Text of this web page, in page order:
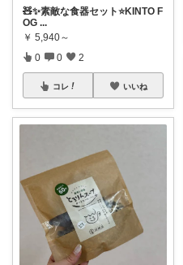
🧸✨素敵な食器セット⭐️KINTO F
OG ...
￥ 5,940～
0 0 2
コレ いいね